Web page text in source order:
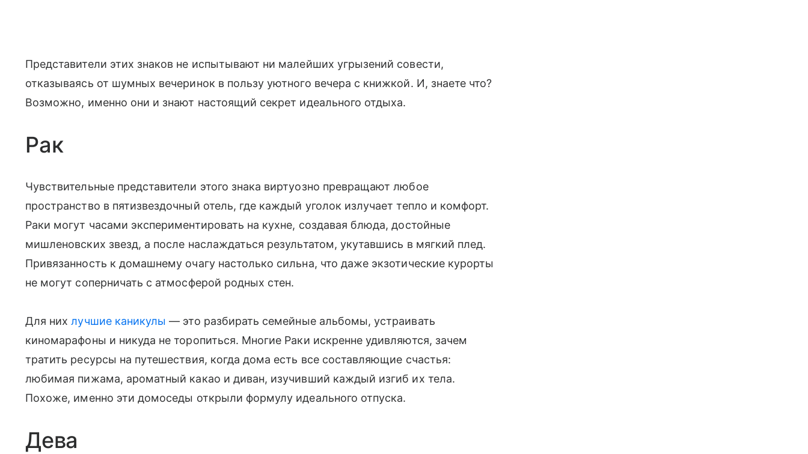
Представители этих знаков не испытывают ни малейших угрызений совести,
отказываясь от шумных вечеринок в пользу уютного вечера с книжкой. И, знаете что?
Возможно, именно они и знают настоящий секрет идеального отдыха.
Рак
Чувствительные представители этого знака виртуозно превращают любое
пространство в пятизвездочный отель, где каждый уголок излучает тепло и комфорт.
Раки могут часами экспериментировать на кухне, создавая блюда, достойные
мишленовских звезд, а после наслаждаться результатом, укутавшись в мягкий плед.
Привязанность к домашнему очагу настолько сильна, что даже экзотические курорты
не могут соперничать с атмосферой родных стен.
Для них лучшие каникулы — это разбирать семейные альбомы, устраивать
киномарафоны и никуда не торопиться. Многие Раки искренне удивляются, зачем
тратить ресурсы на путешествия, когда дома есть все составляющие счастья:
любимая пижама, ароматный какао и диван, изучивший каждый изгиб их тела.
Похоже, именно эти домоседы открыли формулу идеального отпуска.
Дева